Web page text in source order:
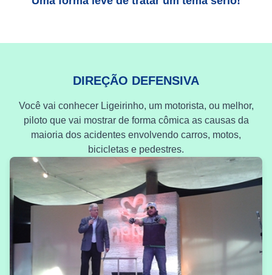
DIREÇÃO DEFENSIVA
Você vai conhecer Ligeirinho, um motorista, ou melhor,
piloto que vai mostrar de forma cômica as causas da
maioria dos acidentes envolvendo carros, motos,
bicicletas e pedestres.